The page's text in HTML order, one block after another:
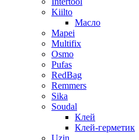
Kiilto
Масло
Mapei
Multifix
Osmo
Pufas
RedBag
Remmers
Sika
Soudal
Клей
Клей-герметик
Uzin